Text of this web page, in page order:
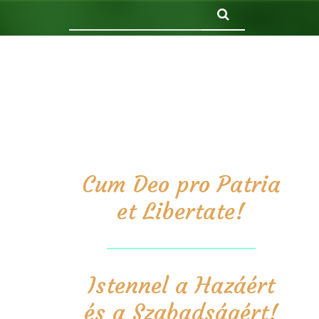
Cum Deo pro Patria
et Libertate!
Istennel a Hazáért
és a Szabadságért!